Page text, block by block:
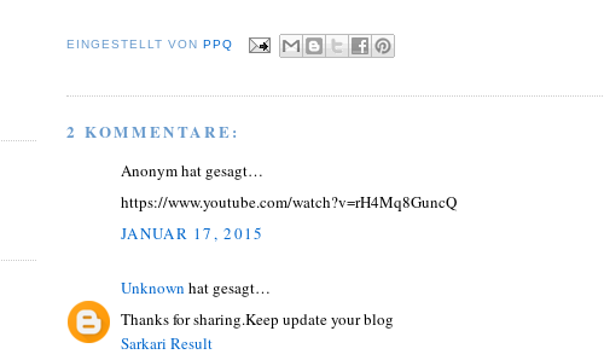
EINGESTELLT VON PPQ
2 KOMMENTARE:
Anonym hat gesagt…
https://www.youtube.com/watch?v=rH4Mq8GuncQ
JANUAR 17, 2015
Unknown hat gesagt…
Thanks for sharing.Keep update your blog
Sarkari Result